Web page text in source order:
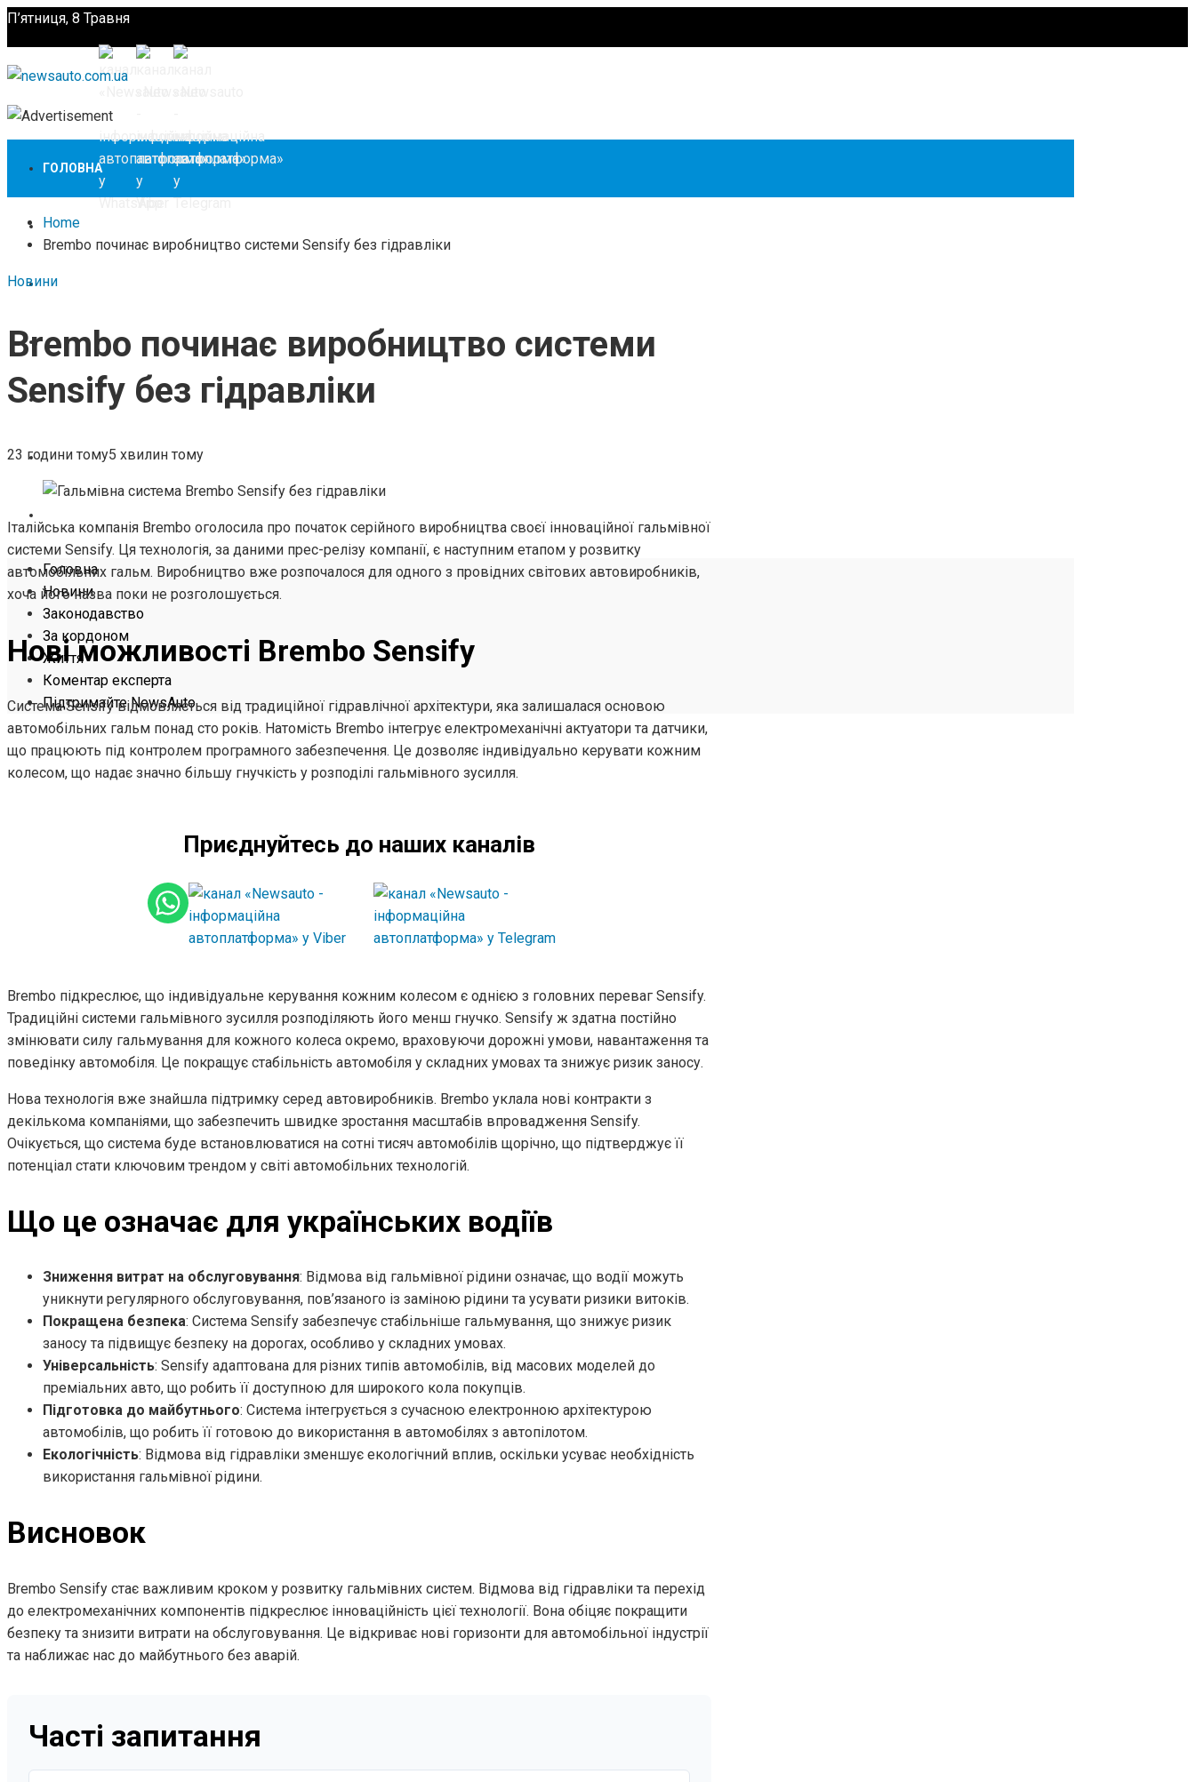
П’ятниця, 8 Травня
ГОЛОВНА
НОВИНИ
ЗАКОНОДАВСТВО
ЗА КОРДОНОМ
ЖИТТЯ
КОМЕНТАР ЕКСПЕРТА
Головна
Новини
Законодавство
За кордоном
Життя
Коментар експерта
Підтримайте NewsAuto
Home
Brembo починає виробництво системи Sensify без гідравліки
Новини
Brembo починає виробництво системи
Sensify без гідравліки
23 години тому5 хвилин тому
Італійська компанія Brembo оголосила про початок серійного виробництва своєї інноваційної гальмівної
системи Sensify. Ця технологія, за даними прес-релізу компанії, є наступним етапом у розвитку
автомобільних гальм. Виробництво вже розпочалося для одного з провідних світових автовиробників,
хоча його назва поки не розголошується.
Нові можливості Brembo Sensify
Система Sensify відмовляється від традиційної гідравлічної архітектури, яка залишалася основою
автомобільних гальм понад сто років. Натомість Brembo інтегрує електромеханічні актуатори та датчики,
що працюють під контролем програмного забезпечення. Це дозволяє індивідуально керувати кожним
колесом, що надає значно більшу гнучкість у розподілі гальмівного зусилля.
Приєднуйтесь до наших каналів
Brembo підкреслює, що індивідуальне керування кожним колесом є однією з головних переваг Sensify.
Традиційні системи гальмівного зусилля розподіляють його менш гнучко. Sensify ж здатна постійно
змінювати силу гальмування для кожного колеса окремо, враховуючи дорожні умови, навантаження та
поведінку автомобіля. Це покращує стабільність автомобіля у складних умовах та знижує ризик заносу.
Нова технологія вже знайшла підтримку серед автовиробників. Brembo уклала нові контракти з
декількома компаніями, що забезпечить швидке зростання масштабів впровадження Sensify.
Очікується, що система буде встановлюватися на сотні тисяч автомобілів щорічно, що підтверджує її
потенціал стати ключовим трендом у світі автомобільних технологій.
Що це означає для українських водіїв
Зниження витрат на обслуговування: Відмова від гальмівної рідини означає, що водії можуть
уникнути регулярного обслуговування, пов’язаного із заміною рідини та усувати ризики витоків.
Покращена безпека: Система Sensify забезпечує стабільніше гальмування, що знижує ризик
заносу та підвищує безпеку на дорогах, особливо у складних умовах.
Універсальність: Sensify адаптована для різних типів автомобілів, від масових моделей до
преміальних авто, що робить її доступною для широкого кола покупців.
Підготовка до майбутнього: Система інтегрується з сучасною електронною архітектурою
автомобілів, що робить її готовою до використання в автомобілях з автопілотом.
Екологічність: Відмова від гідравліки зменшує екологічний вплив, оскільки усуває необхідність
використання гальмівної рідини.
Висновок
Brembo Sensify стає важливим кроком у розвитку гальмівних систем. Відмова від гідравліки та перехід
до електромеханічних компонентів підкреслює інноваційність цієї технології. Вона обіцяє покращити
безпеку та знизити витрати на обслуговування. Це відкриває нові горизонти для автомобільної індустрії
та наближає нас до майбутнього без аварій.
Часті запитання